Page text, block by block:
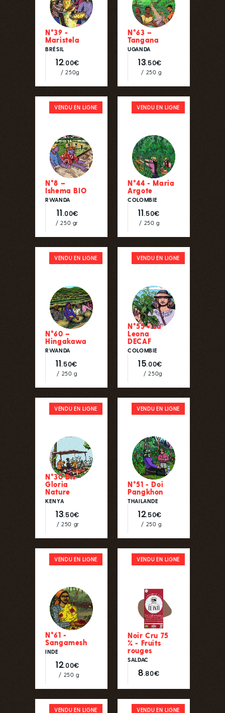
VENDU EN LIGNE VENDU EN LIGNE
N°39 -
Maristela
BRÉSIL
12.00€
/ 250g
N°63 –
Tangana
UGANDA
13.50€
/ 250 g
VENDU EN LIGNE
N°8 –
Ishema BIO
RWANDA
11.00€
/ 250 gr
VENDU EN LIGNE
N°44 - Maria
Argote
COLOMBIE
11.50€
/ 250 g
VENDU EN LIGNE
N°60 –
Hingakawa
RWANDA
11.50€
/ 250 g
VENDU EN LIGNE
N°55 - La
Leona
DECAF
COLOMBIE
15.00€
/ 250g
VENDU EN LIGNE
N°30 Bis -
Gloria
Nature
KENYA
13.50€
/ 250 gr
VENDU EN LIGNE
Noir Cru 75
% - Fruits
rouges
SALDAC
8.80€
VENDU EN LIGNE
N°51 - Doi
Pangkhon
THAILANDE
12.50€
/ 250 g
VENDU EN LIGNE
N°61 -
Sangamesh
INDE
12.00€
/ 250 g